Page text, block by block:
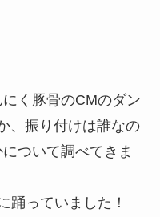
く豚骨のCMのダン
、振り付けは誰なの
ついて調べてきま
踊っていました！